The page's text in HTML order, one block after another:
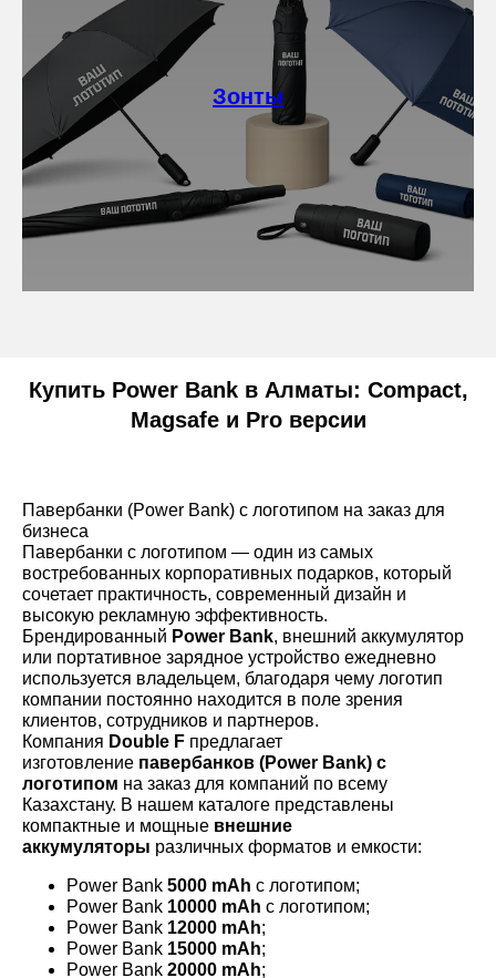
Зонты
Купить Power Bank в Алматы: Compact,
Magsafe и Pro версии
Павербанки (Power Bank) с логотипом на заказ для
бизнеса
Павербанки с логотипом — один из самых
востребованных корпоративных подарков, который
сочетает практичность, современный дизайн и
высокую рекламную эффективность.
Брендированный Power Bank, внешний аккумулятор
или портативное зарядное устройство ежедневно
используется владельцем, благодаря чему логотип
компании постоянно находится в поле зрения
клиентов, сотрудников и партнеров.
Компания Double F предлагает
изготовление павербанков (Power Bank) с
логотипом на заказ для компаний по всему
Казахстану. В нашем каталоге представлены
компактные и мощные внешние
аккумуляторы различных форматов и емкости:
Power Bank 5000 mAh с логотипом;
Power Bank 10000 mAh с логотипом;
Power Bank 12000 mAh;
Power Bank 15000 mAh;
Power Bank 20000 mAh;